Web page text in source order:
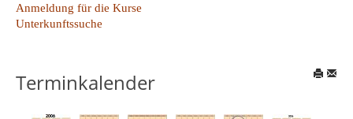
Anmeldung für die Kurse
Unterkunftssuche
Terminkalender